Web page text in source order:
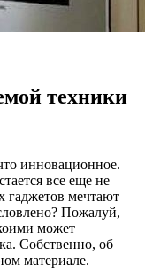
техники
инновационное.
все еще не
гаджетов мечтают
Пожалуй,
может
Собственно, об
материале.